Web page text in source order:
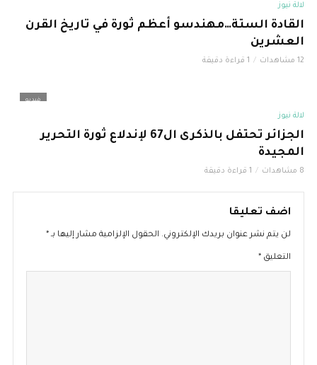
لالة نيوز
القادة الستة…مهندسو أعظم ثورة في تاريخ القرن
العشرين
12 مشاهدات 1 قراءة دقيقة
فيديو
لالة نيوز
الجزائر تحتفل بالذكرى ال67 لإندلاع ثورة التحرير
المجيدة
8 مشاهدات 1 قراءة دقيقة
اضف تعليقا
لن يتم نشر عنوان بريدك الإلكتروني. الحقول الإلزامية مشار إليها بـ*
التعليق *